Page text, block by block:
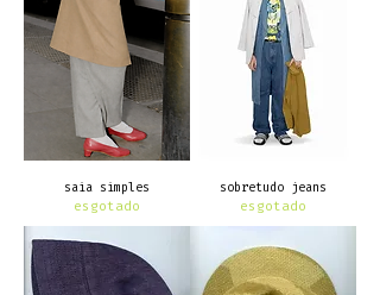
saia simples
esgotado
sobretudo jeans
esgotado